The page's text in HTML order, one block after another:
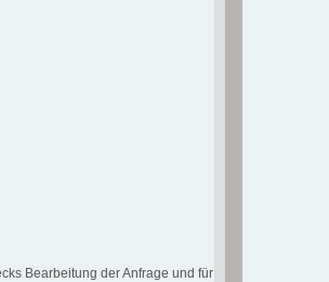
Bearbeitung der Anfrage und für